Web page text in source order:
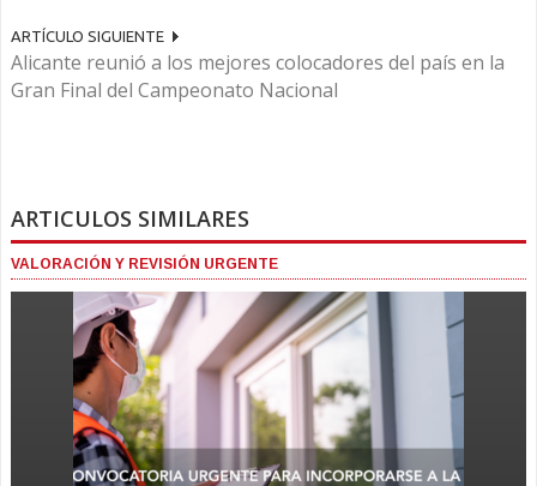
ARTÍCULO SIGUIENTE
Alicante reunió a los mejores colocadores del país en la
Gran Final del Campeonato Nacional
ARTICULOS SIMILARES
VALORACIÓN Y REVISIÓN URGENTE